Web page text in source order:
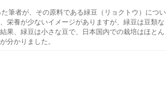
筆者が、その原料である緑豆（リョクトウ）につい
栄養が少ないイメージがありますが、緑豆は豆類な
果、緑豆は小さな豆で、日本国内での栽培はほとん
分かりました。